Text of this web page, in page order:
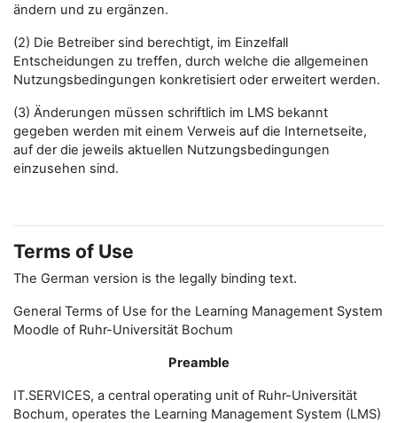
ändern und zu ergänzen.
(2) Die Betreiber sind berechtigt, im Einzelfall
Entscheidungen zu treffen, durch welche die allgemeinen
Nutzungsbedingungen konkretisiert oder erweitert werden.
(3) Änderungen müssen schriftlich im LMS bekannt
gegeben werden mit einem Verweis auf die Internetseite,
auf der die jeweils aktuellen Nutzungsbedingungen
einzusehen sind.
Terms of Use
The German version is the legally binding text.
General Terms of Use for the Learning Management System
Moodle of Ruhr-Universität Bochum
Preamble
IT.SERVICES, a central operating unit of Ruhr-Universität
Bochum, operates the Learning Management System (LMS)